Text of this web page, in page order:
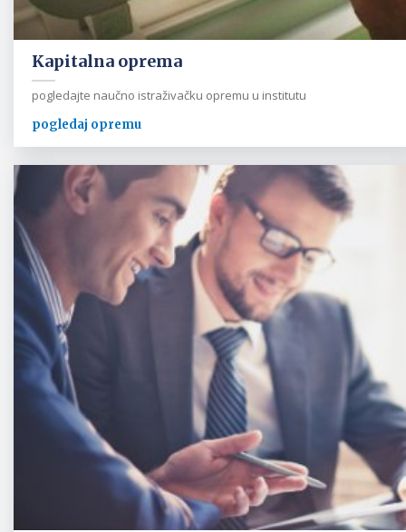
Kapitalna oprema
pogledajte naučno istraživačku opremu u institutu
pogledaj opremu